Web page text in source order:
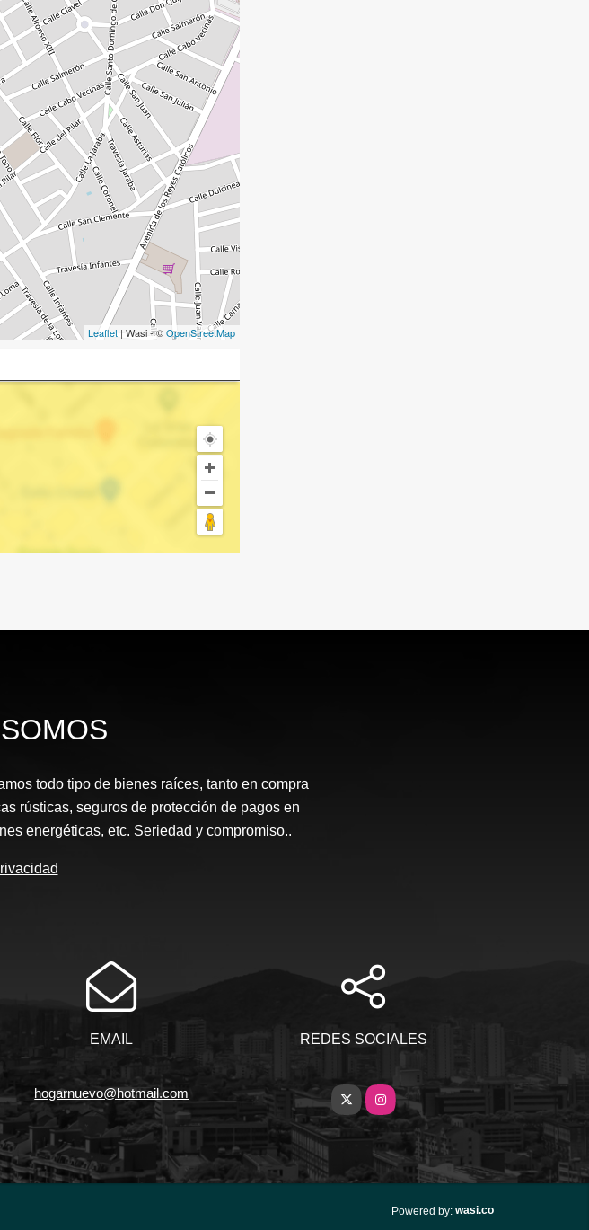
Leaflet | Wasi - ©OpenStreetMap
todo tipo de bienes raíces, tanto en compra
rústicas, seguros de protección de pagos en
energéticas, etc. Seriedad y compromiso..
EMAIL
hogarnuevo@hotmail.com
REDES SOCIALES
X Instagram
Powered by: wasi.co